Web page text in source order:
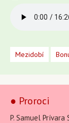
Mezidobí
● Proroci
P. Samuel Prívara